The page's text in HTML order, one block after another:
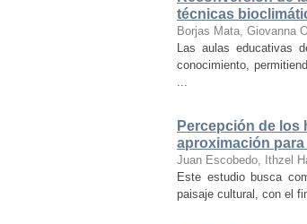
técnicas
Borjas Mata, Giovanna
Las aulas educativas
conocimiento,
...
Percepción de los
aproximación
Juan Escobedo, Ithzel
Este estudio busca
paisaje cultural, con el